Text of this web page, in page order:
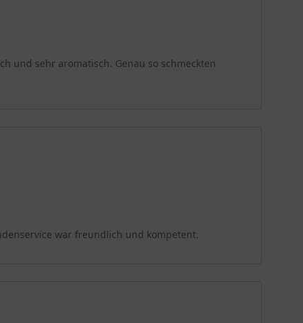
und sehr aromatisch. Genau so schmeckten
war freundlich und kompetent.